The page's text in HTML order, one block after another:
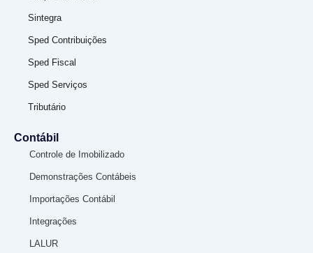
Sintegra
Sped Contribuições
Sped Fiscal
Sped Serviços
Tributário
Contábil
Controle de Imobilizado
Demonstrações Contábeis
Importações Contábil
Integrações
LALUR